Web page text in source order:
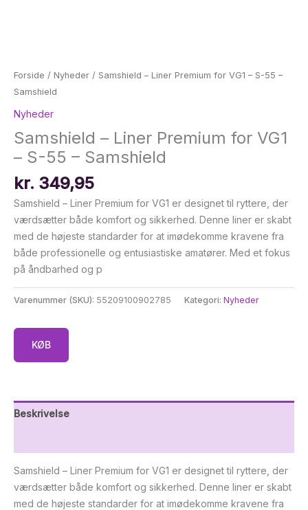
Forside / Nyheder / Samshield – Liner Premium for VG1 – S-55 –
Samshield
Nyheder
Samshield – Liner Premium for VG1
– S-55 – Samshield
kr. 349,95
Samshield – Liner Premium for VG1 er designet til ryttere, der
værdsætter både komfort og sikkerhed. Denne liner er skabt
med de højeste standarder for at imødekomme kravene fra
både professionelle og entusiastiske amatører. Med et fokus
på åndbarhed og p
Varenummer (SKU): 55209100902785 Kategori: Nyheder
KØB
Beskrivelse
Samshield – Liner Premium for VG1 er designet til ryttere, der
værdsætter både komfort og sikkerhed. Denne liner er skabt
med de højeste standarder for at imødekomme kravene fra